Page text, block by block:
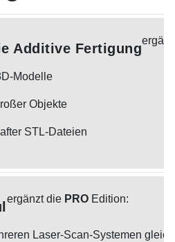
Additive Fertigung
Modelle
Objekte
STL-Dateien
ergänzt die PRO Edition:
Laser-Scan-Systemen